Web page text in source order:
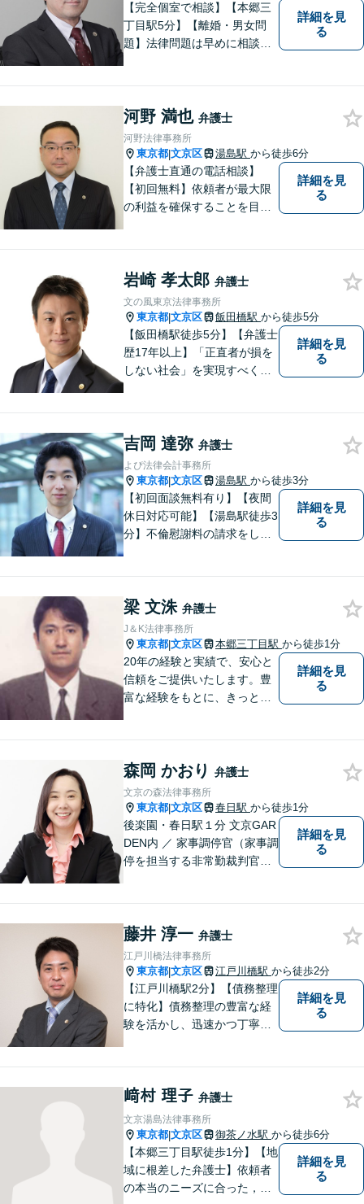
【完全個室で相談】【本郷三
丁目駅5分】【離婚・男女問
題】法律問題は早めに相談す
えている問題が、弁護士に相
談していい内容なのかわから
ないという方も、ぜひご相談
ください。
詳細を見
る
河野 満也 弁護士
河野法律事務所
東京都|文京区 湯島駅 から徒歩6分
【弁護士直通の電話相談】
【初回無料】依頼者が最大限
の利益を確保することを目指
いさせて頂きます。
詳細を見
る
岩崎 孝太郎 弁護士
文の風東京法律事務所
東京都|文京区 飯田橋駅 から徒歩5分
【飯田橋駅徒歩5分】【弁護士
歴17年以上】「正直者が損を
しない社会」を実現すべく、
不動産／企業法務／労働問題e
tc...お気軽にご相談ください。
詳細を見
る
吉岡 達弥 弁護士
よぴ法律会計事務所
東京都|文京区 湯島駅 から徒歩3分
【初回面談無料有り】【夜間
休日対応可能】【湯島駅徒歩3
分】不倫慰謝料の請求をした
まずはご相談ください。【メ
ディア出演】
詳細を見
る
梁 文洙 弁護士
J＆K法律事務所
東京都|文京区 本郷三丁目駅 から徒歩1分
20年の経験と実績で、安心と
信頼をご提供いたします。豊
富な経験をもとに、きっとご
詳細を見
る
森岡 かおり 弁護士
文京の森法律事務所
東京都|文京区 春日駅 から徒歩1分
後楽園・春日駅１分 文京GAR
DEN内 ／ 家事調停官（家事調
停を担当する非常勤裁判官）
詳細を見
る
藤井 淳一 弁護士
江戸川橋法律事務所
東京都|文京区 江戸川橋駅 から徒歩2分
【江戸川橋駅2分】【債務整理
に特化】債務整理の豊富な経
験を活かし、迅速かつ丁寧に
け、依頼者様の利益を第一に
考えております。まずはお気
軽にご相談ください。【法テ
ラス利用可】
詳細を見
る
﨑村 理子 弁護士
文京湯島法律事務所
東京都|文京区 御茶ノ水駅 から徒歩6分
【本郷三丁目駅徒歩1分】【地
域に根差した弁護士】依頼者
の本当のニーズに合った，オ
詳細を見
る